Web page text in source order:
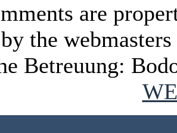
are
the
Betreuung: